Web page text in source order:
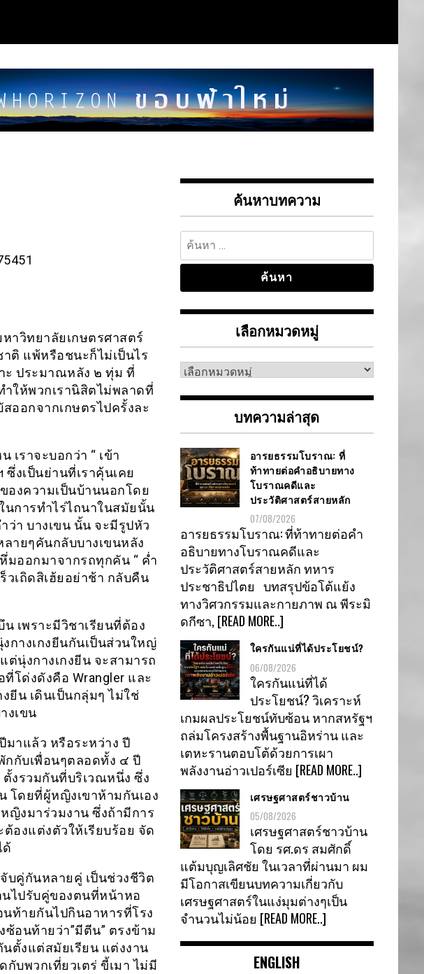
าวิทยาลัยเกษตรศาสตร์
ติ แพ้หรือชนะก็ไม่เป็นไร
ะ ประมาณหลัง ๒ ทุ่ม ที่
ให้พวกเรานิสิตไม่พลาดที่
ออกจากเกษตรไปครั้งละ
เราจะบอกว่า “ เข้า
งเป็นย่านที่เราคุ้นเคย
องความเป็นบ้านนอกโดย
นการทำไร่ไถนาในสมัยนั้น
า บางเขน นั้น จะมีรูปหัว
ายๆคันกลับบางเขนหลัง
มออกมาจากรถทุกคัน “ ค่ำ
วเถิดสิเฮ้ยอย่าช้า กลับคืน
น เพราะมีวิชาเรียนที่ต้อง
กางเกงยีนกันเป็นส่วนใหญ่
นุ่งกางเกงยีน จะสามารถ
โด่งดังคือ Wrangler และ
ยีน เดินเป็นกลุ่มๆ ไม่ใช่
งเขน
าแล้ว หรือระหว่าง ปี
กับเพื่อนๆตลอดทั้ง ๔ ปี
งรวมกันที่บริเวณหนึ่ง ซึ่ง
โดยที่ผู้หญิงเขาห้ามกันเอง
ญิงมาร่วมงาน ซึ่งถ้ามีการ
องแต่งตัวให้เรียบร้อย จัด
ด้
บคู่กันหลายคู่ เป็นช่วงชีวิต
ไปรับคู่ของตนที่หน้าหอ
ท้ายกันไปกินอาหารที่โรง
อนท้ายว่า”มีตีน” ตรงข้าม
ตั้งแต่สมัยเรียน แต่งงาน
บพวกเที่ยวเตร่ ขี้เมา ไม่มี
ค้นหาบทความ
ค้นหา
สำหรับ:
เลือกหมวดหมู่
เลือก
หมู่
บทความล่าสุด
อารยธรรมโบราณ: ที่
ท้าทายต่อคำอธิบายทาง
โบราณคดีและ
ประวัติศาสตร์สายหลัก
07/08/2026
อารยธรรมโบราณ: ที่ท้าทายต่อคำ
อธิบายทางโบราณคดีและ
ประวัติศาสตร์สายหลัก ทหาร
ประชาธิปไตย บทสรุปข้อโต้แย้ง
ทางวิศวกรรมและกายภาพ ณ พีระมิ
ดกีซา, [READ MORE..]
ใครกันแน่ที่ได้ประโยชน์?
06/08/2026
ใครกันแน่ที่ได้
ประโยชน์? วิเคราะห์
เกมผลประโยชน์ทับซ้อน หากสหรัฐฯ
ถล่มโครงสร้างพื้นฐานอิหร่าน และ
เตหะรานตอบโต้ด้วยการเผา
พลังงานอ่าวเปอร์เซีย [READ MORE..]
เศรษฐศาสตร์ชาวบ้าน
05/08/2026
เศรษฐศาสตร์ชาวบ้าน
โดย รศ.ดร สมศักดิ์
แต้มบุญเลิศชัย ในเวลาที่ผ่านมา ผม
มีโอกาสเขียนบทความเกี่ยวกับ
เศรษฐศาสตร์ในแง่มุมต่างๆเป็น
จำนวนไม่น้อย [READ MORE..]
ENGLISH